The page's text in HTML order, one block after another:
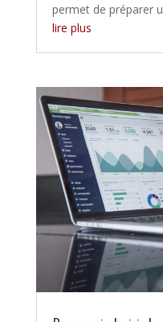
permet de préparer
lire plus